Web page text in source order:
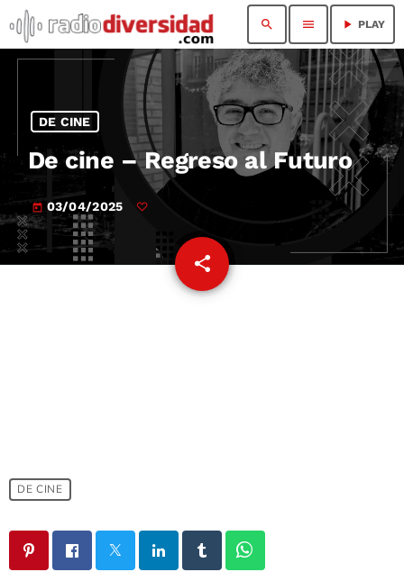
search menu play_arrow PLAY
DE CINE
De cine – Regreso al Futuro
today 03/04/2025
share
email
DE CINE